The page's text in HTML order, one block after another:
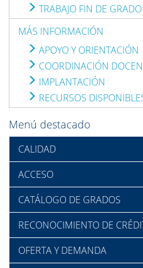
TRABAJO FIN DE GRADO
MÁS INFORMACIÓN
APOYO Y ORIENTACIÓN
COORDINACIÓN
IMPLANTACIÓN
RECURSOS
Menú destacado
CALIDAD
ACCESO
CATÁLOGO DE GRADOS
RECONOCIMIENTO DE
OFERTA Y DEMANDA